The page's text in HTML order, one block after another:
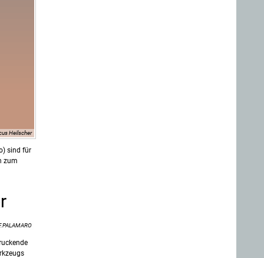
Heilscher
sind für
zum